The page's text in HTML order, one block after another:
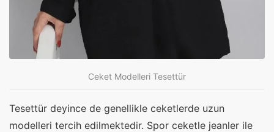
Ceket Modelleri Tesettür
Tesettür deyince de genellikle ceketlerde uzun
modelleri tercih edilmektedir. Spor ceketle jeanler ile